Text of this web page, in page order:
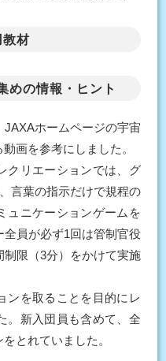
教材
めの情報・ヒント
JAXAホームページの宇宙
画を参考にしました。
クリエーションでは、グ
言葉の指示だけで規程の
ュニケーションゲームを
員が必ず1回は管制官役
限（3分）をかけて実施
ンを取ることを目的にレ
。新入団員も含めて、全
とれていました。